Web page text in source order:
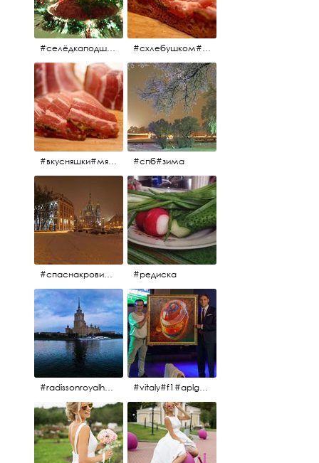
#селёдкаподшубой#основноеблюдо#новыйгод#шампанское#праздник #схлебушком#мясо
#вкусняшки#мясо #спб#зима
#спаснакрови#зима#спб #редиска
#radissonroyalhotel #рэдиссонройал#рэдиссонройалмосква #рекамосква#москва#гостиницаукраина#украина#hotel#отель#moscow @radissonroyalmoscow #vitaly#f1#aplgallery#formula1